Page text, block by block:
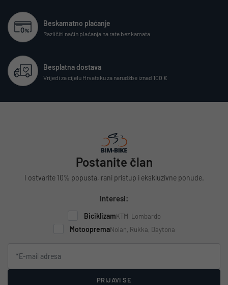
Beskamatno plaćanje
Različiti način plaćanja na rate bez kamata
Besplatna dostava
Vrijedi za cijelu Hrvatsku za narudžbe iznad 100 €
Postanite član
I ostvarite 10% popusta, rani pristup i ekskluzivne ponude.
Interesi:
BiciklizamKTM, Lombardo
MotoopremaNolan, Rukka, Daytona
PRIJAVI SE